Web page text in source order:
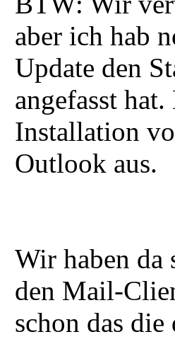
aber ich hab
Update den
angefasst
Installation
Outlook aus.
Wir haben da
den Mail-
schon das